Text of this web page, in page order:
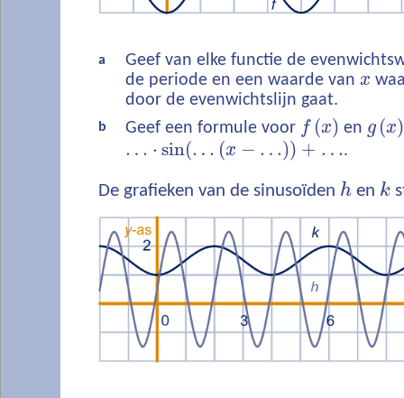
a
Geef van elke functie de
de periode en een waarde van x
door de evenwichtslijn gaat.
b Geef een formule voor f (x) en g (x)
… ⋅ sin(… (x − …)) + ….
De grafieken van de sinusoïden h en k